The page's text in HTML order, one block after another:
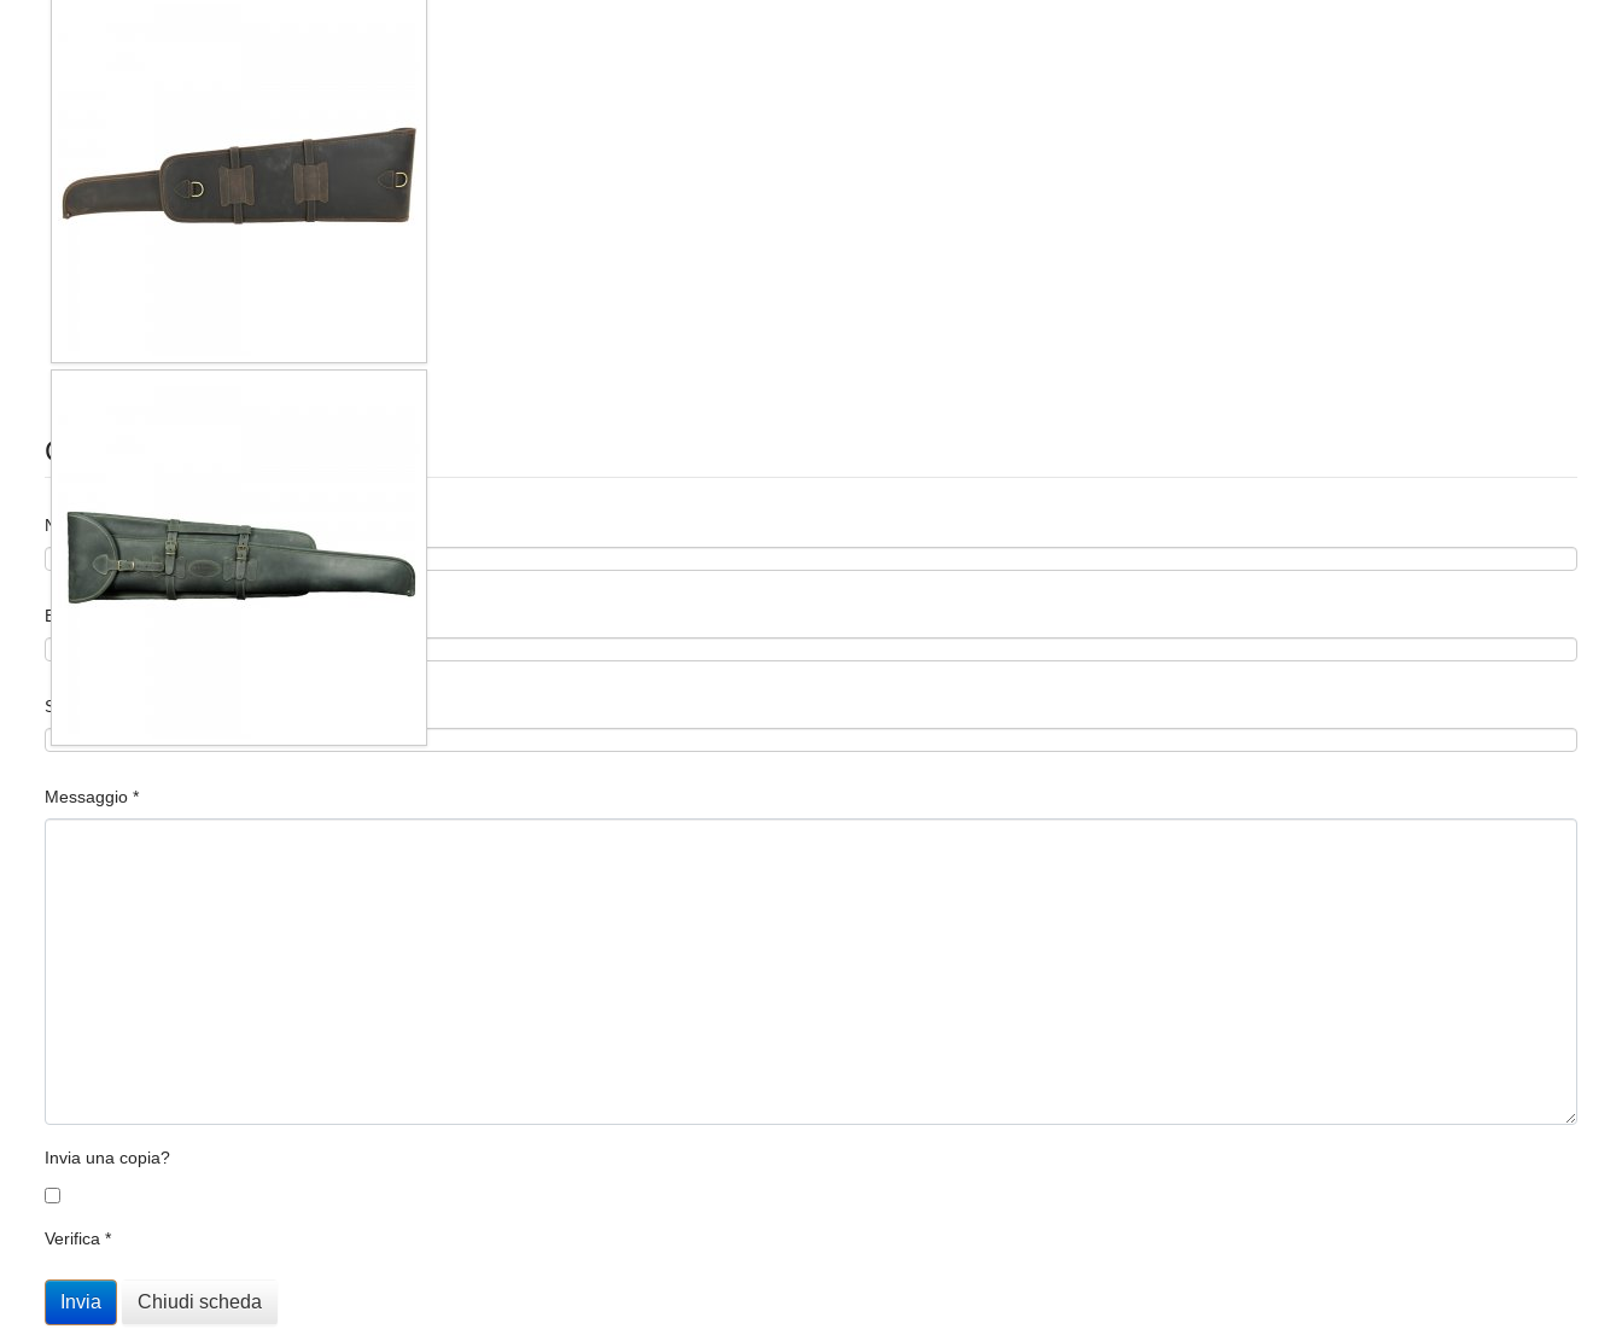
Chiedi informazioni
Nome*
Email
Soggetto
Messaggio *
Invia una copia?
Verifica *
Invia Chiudi scheda